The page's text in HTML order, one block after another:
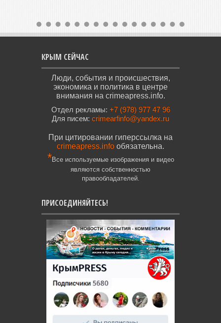
КРЫМ СЕЙЧАС
Люди, события и происшествия,
экономика и политика в центре
внимания на crimeapress.info.
Отдел рекламы: +7 (978) 977 47 96
Для писем: crimearfinfo@yandex.ru
При цитировании гиперссылка на
crimeapress.info обязательна.
*Все используемые изображения и видео
являются собственностью
правообладателей.
ПРИСОЕДИНЯЙТЕСЬ!